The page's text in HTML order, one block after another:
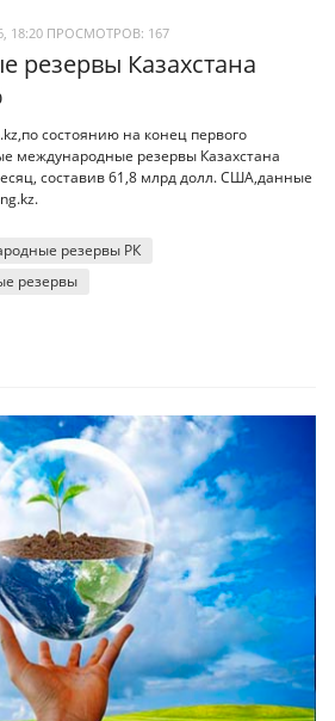
18:20 ПРОСМОТРОВ: 167
резервы Казахстана
состоянию на конец первого
международные резервы Казахстана
составив 61,8 млрд долл. США,данные
резервы РК
резервы